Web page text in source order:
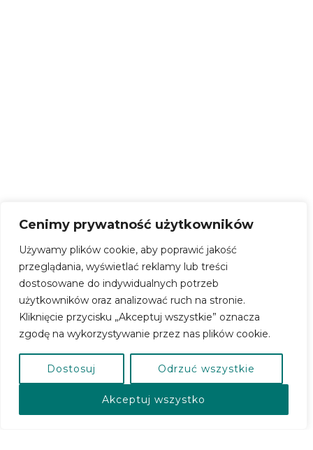
Cenimy prywatność użytkowników
Używamy plików cookie, aby poprawić jakość
przeglądania, wyświetlać reklamy lub treści
dostosowane do indywidualnych potrzeb
użytkowników oraz analizować ruch na stronie.
Kliknięcie przycisku „Akceptuj wszystkie” oznacza
zgodę na wykorzystywanie przez nas plików cookie.
Dostosuj Odrzuć wszystkie
Akceptuj wszystko